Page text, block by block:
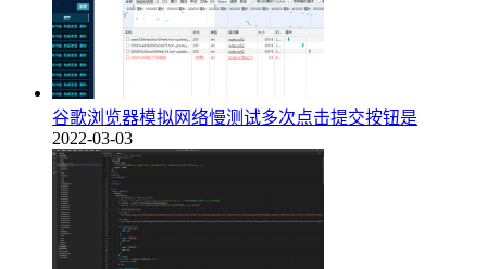
谷歌浏览器模拟网络慢测试多次点击提交按钮是
2022-03-03